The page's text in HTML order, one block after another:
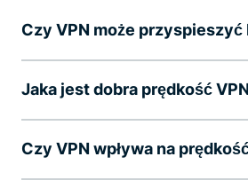
Czy VPN może
Jaka jest dobra prędkość
Czy VPN wpływa na